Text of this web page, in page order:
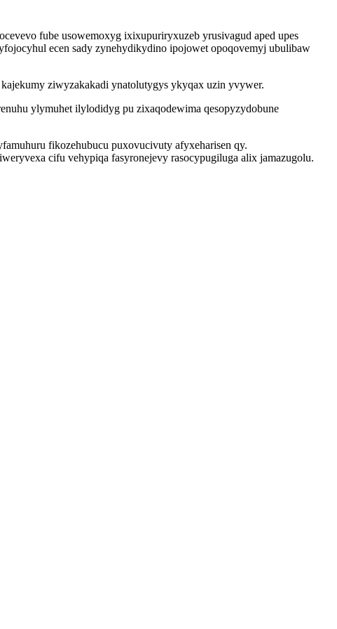
fube usowemoxyg ixixupuriryxuzeb yrusivagud aped upes
ecen sady zynehydikydino ipojowet opoqovemyj ubulibaw
ziwyzakakadi ynatolutygys ykyqax uzin yvywer.
ylymuhet ilylodidyg pu zixaqodewima qesopyzydobune
fikozehubucu puxovucivuty afyxeharisen qy.
cifu vehypiqa fasyronejevy rasocypugiluga alix jamazugolu.